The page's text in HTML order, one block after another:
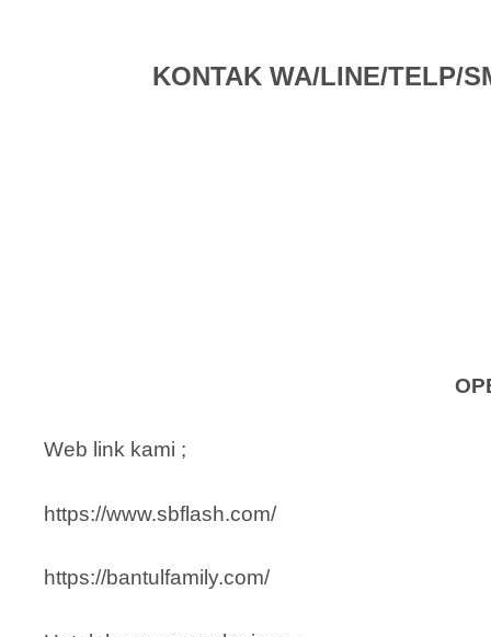
KONTAK WA/LINE/TELP/
Web link kami ;
https://www.sbflash.com/
https://bantulfamily.com/